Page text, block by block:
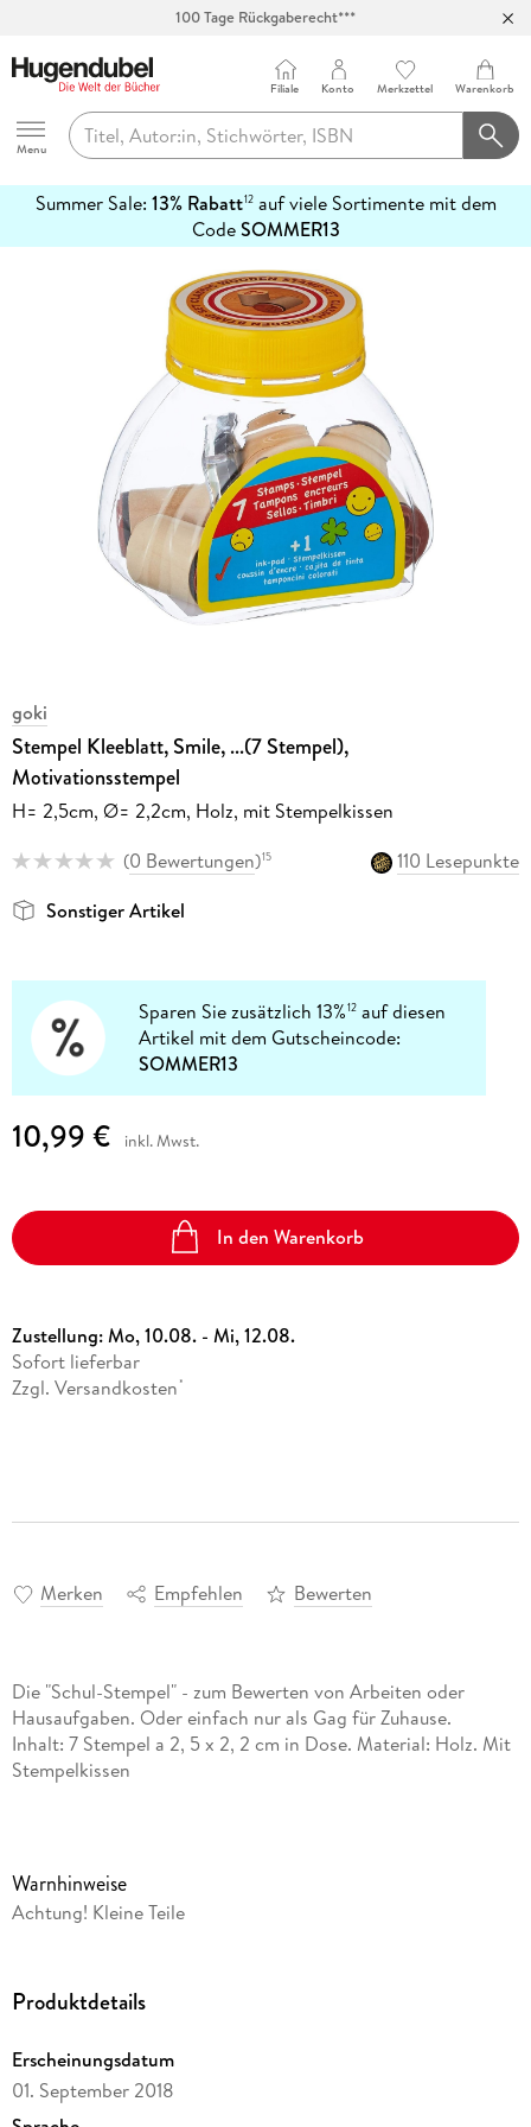
Hugendubel
Menu
Filiale Konto Merkzettel Warenkorb
Summer Sale: 13% Rabatt12auf viele Sortimente mit dem
CodeSOMMER13
erfahren
goki
Stempel Kleeblatt, Smile, ...(7 Stempel),
Motivationsstempel
H= 2,5cm, Ø= 2,2cm, Holz, mit Stempelkissen
(0 Bewertungen)15
110 Lesepunkte
Sonstiger Artikel
Sparen Sie zusätzlich 13%12 auf diesen
Artikel mit dem Gutscheincode:
SOMMER13
10,99 € inkl. Mwst.
In den Warenkorb
Zustellung:Mo, 10.08. - Mi, 12.08.
Sofort lieferbar
Zzgl. Versandkosten *
Merken Empfehlen Bewerten
Die "Schul-Stempel" - zum Bewerten von Arbeiten oder
Hausaufgaben. Oder einfach nur als Gag für Zuhause.
Inhalt: 7 Stempel a 2, 5 x 2, 2 cm in Dose. Material: Holz. Mit
Stempelkissen
Warnhinweise
Achtung! Kleine Teile
Produktdetails
Erscheinungsdatum
01. September 2018